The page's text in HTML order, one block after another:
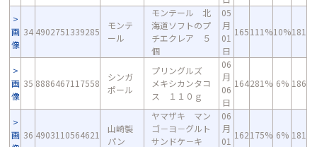
画
像
34 4902751339285
モンテ
ール
モンテール 北
海道ソフトのプ
チエクレア ５
個
05
月
01
日
165111%10%181
画
像
35 8886467117558
シンガ
ポール
プリングルズ
メキシカンタコ
ス １１０ｇ
06
月
06
日
164281% 6% 186
画 36 4903110564621
山崎製
パン
ヤマザキ マン
ゴ－ヨ－グルト
サンドケ－キ
06
月
01
162175% 6% 181